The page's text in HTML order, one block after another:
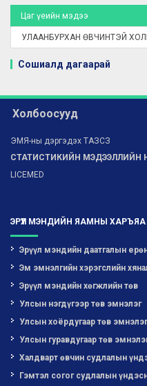
Цаг үеийн мэдээ
УЛААНБУРХАН ӨВЧИНТЭЙ
Сошиалд дагаарай
Холбоосууд
ЭМЯ-ны дэргэдэх ТАЗСЗ
СТАТИСТИКИЙН МЭДЭЭЛЛИЙН
LICEMED
ЭРҮҮЛ МЭНДИЙН ЯАМНЫ ХАРЪЯА
Эрүүл мэндийн даатгалын
Эм эмнэлгийн хэрэгслийн
Эрүүл мэндийн хөгжлийн төв
Улсын нэгдүгээр төв эмнэлэг
Улсын хоёрдугаар төв эмнэлэг
Улсын гуравдугаар төв
Халдварт өвчин судлалын
Гэмтэл согог судлалын